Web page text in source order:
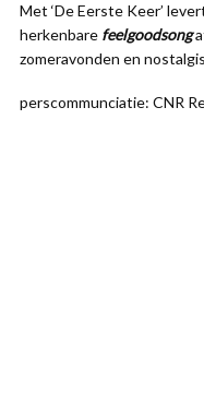
Met ‘De Eerste Keer’
herkenbare feelgoodsong
zomeravonden en
perscommunciatie: CNR